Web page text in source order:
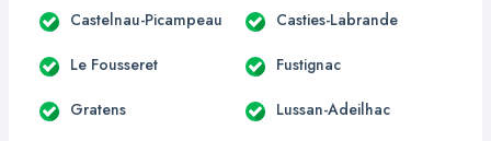
Castelnau-Picampeau Casties-Labrande
Le Fousseret Fustignac
Gratens Lussan-Adeilhac